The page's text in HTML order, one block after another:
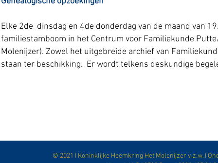
Elke 2de dinsdag en 4de donderdag van de maand van
familiestamboom in het Centrum voor Familiekunde
Molenijzer). Zowel het uitgebreide archief van
staan ter beschikking. Er wordt telkens deskundige
© 2021 I Koninklijke Heemkring Het Molenijzer v.z.w. I